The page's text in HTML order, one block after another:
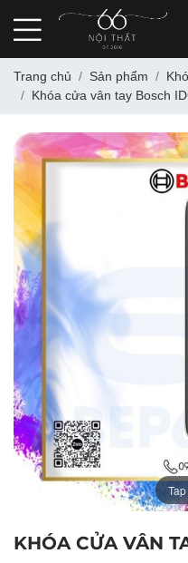
Trang chủ Sản phẩm
Khóa cửa vân tay Bosch
KHÓA CỬA VÂN